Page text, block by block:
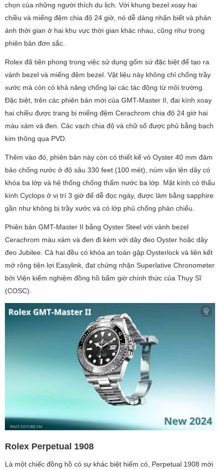
chọn của những người thích du lịch. Với khung bezel xoay hai
chiều và miếng đệm chia độ 24 giờ, nó dễ dàng nhận biết và phản
ánh thời gian ở hai khu vực thời gian khác nhau, cũng như trong
phiên bản đơn sắc.
Rolex đã tiên phong trong việc sử dụng gốm sứ đặc biệt để tạo ra
vành bezel và miếng đệm bezel. Vật liệu này không chỉ chống trầy
xước mà còn có khả năng chống lại các tác động từ môi trường.
Đặc biệt, trên các phiên bản mới của GMT-Master II, đai kính xoay
hai chiều được trang bị miếng đệm Cerachrom chia độ 24 giờ hai
màu xám và đen. Các vạch chia độ và chữ số được phủ bằng bạch
kim thông qua PVD.
Thêm vào đó, phiên bản này còn có thiết kế vỏ Oyster 40 mm đảm
bảo chống nước ở độ sâu 330 feet (100 mét), núm vặn lên dây có
khóa ba lớp và hệ thống chống thấm nước ba lớp. Mặt kính có thấu
kính Cyclops ở vị trí 3 giờ để dễ đọc ngày, được làm bằng sapphire
gần như không bị trầy xước và có lớp phủ chống phản chiếu.
Phiên bản GMT-Master II bằng Oyster Steel với vành bezel
Cerachrom màu xám và đen đi kèm với dây đeo Oyster hoặc dây
đeo Jubilee. Cả hai đều có khóa an toàn gập Oysterlock và liên kết
mở rộng tiện lợi Easylink, đạt chứng nhận Superlative Chronometer
bởi Viện kiểm nghiệm đồng hồ bấm giờ chính thức của Thụy Sĩ
(COSC).
Rolex Perpetual 1908
Là một chiếc đồng hồ có sự khác biệt hiếm có, Perpetual 1908 mới